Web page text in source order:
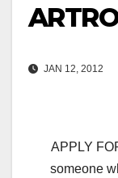
JAN 12, 2012
APPLY
someone